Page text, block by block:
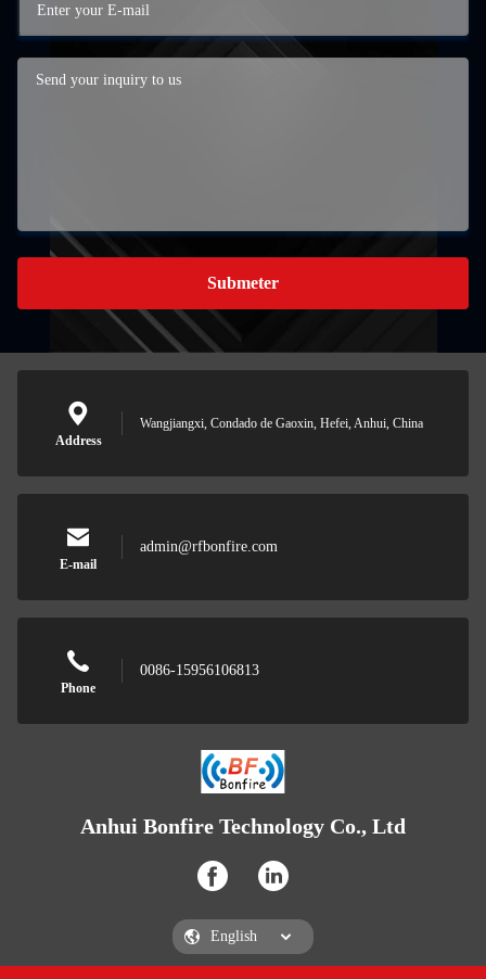
Submeter
Address
Wangjiangxi, Condado de Gaoxin, Hefei, Anhui, China
E-mail
admin@rfbonfire.com
Phone
0086-15956106813
Anhui Bonfire Technology Co., Ltd